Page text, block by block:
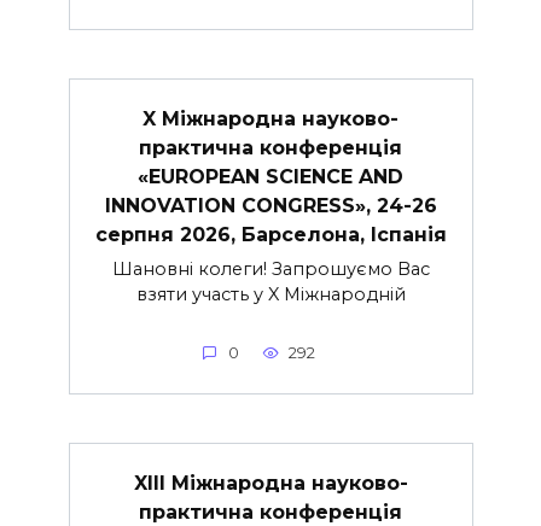
X Міжнародна науково-
практична конференція
«EUROPEAN SCIENCE AND
INNOVATION CONGRESS», 24-26
серпня 2026, Барселона, Іспанія
Шановні колеги! Запрошуємо Вас
взяти участь у X Міжнародній
0 292
XIII Міжнародна науково-
практична конференція